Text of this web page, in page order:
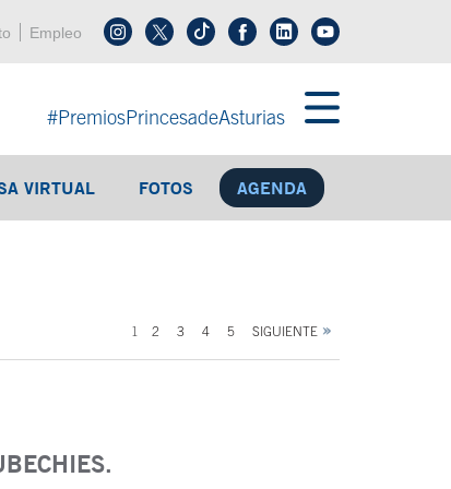
Empleo Síguenos en tiktokSíguenos en linkedin
#PremiosPrincesadeAsturias
VIRTUAL SE ABRE EN VENTANA NUEVA
FOTOS SE ABRE EN VENTANA NUEVA
AGENDA
1 2 3 4 5 SIGUIENTE